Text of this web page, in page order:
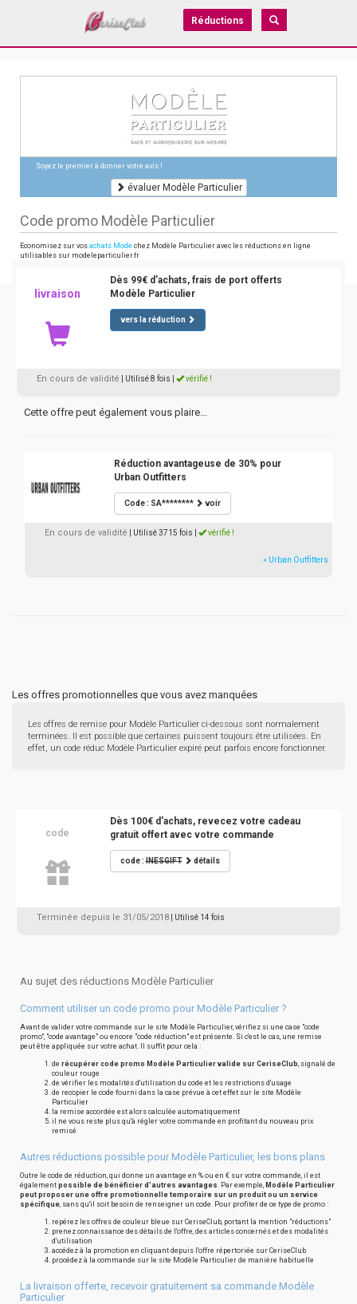
Réductions
Soyez le premier à donner votre avis !
évaluer Modèle Particulier
Code promo Modèle Particulier
Economisez sur vos achats Mode chez Modèle Particulier avec les réductions en ligne
utilisables sur modeleparticulier.fr
livraison
Dès 99€ d'achats, frais de port offerts
Modèle Particulier
vers la réduction
En cours de validité | Utilisé 8 fois vérifié !
Cette offre peut également vous plaire...
Réduction avantageuse de 30% pour
Urban Outfitters
Code : SA******** voir
En cours de validité | Utilisé 3715 fois vérifié !
» Urban Outfitters
Les offres promotionnelles que vous avez manquées
Les offres de remise pour Modèle Particulier ci-dessous sont normalement
terminées. Il est possible que certaines puissent toujours être utilisées. En
effet, un code réduc Modèle Particulier expiré peut parfois encore fonctionner.
code
Dès 100€ d'achats, revecez votre cadeau
gratuit offert avec votre commande
code :INESGIFT détails
Terminée depuis le 31/05/2018 | Utilisé 14 fois
Au sujet des réductions Modèle Particulier
Comment utiliser un code promo pour Modèle Particulier ?
Avant de valider votre commande sur le site Modèle Particulier, vérifiez si une case "code
promo", "code avantage" ou encore "code réduction" est présente. Si c'est le cas, une remise
peut être appliquée sur votre achat. Il suffit pour cela :
de récupérer code promo Modèle Particulier valide sur CeriseClub, signalé de
couleur rouge
de vérifier les modalités d'utilisation du code et les restrictions d'usage
de recopier le code fourni dans la case prévue à cet effet sur le site Modèle
Particulier
la remise accordée est alors calculée automatiquement
il ne vous reste plus qu'à régler votre commande en profitant du nouveau prix
remisé
Autres réductions possible pour Modèle Particulier, les bons plans
Outre le code de réduction, qui donne un avantage en % ou en € sur votre commande, il est
également possible de bénéficier d'autres avantages. Par exemple, Modèle Particulier
peut proposer une offre promotionnelle temporaire sur un produit ou un service
spécifique, sans qu'il soit besoin de renseigner un code. Pour profiter de ce type de promo :
repérez les offres de couleur bleue sur CeriseClub, portant la mention "réductions"
prenez connaissance des détails de l'offre, des articles concernés et des modalités
d'utilisation
accédez à la promotion en cliquant depuis l'offre répertoriée sur CeriseClub
procédez à la commande sur le site Modèle Particulier de manière habituelle
La livraison offerte, recevoir gratuitement sa commande Modèle
Particulier